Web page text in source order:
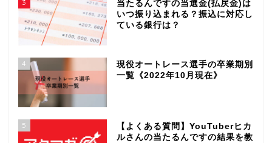
3
当たるんですの当選金(払戻金)は
いつ振り込まれる？振込に対応し
ている銀行は？
4
現役オートレース選手の卒業期別
一覧《2022年10月現在》
5
【よくある質問】YouTuberヒカ
ルさんの当たるんですの結果を教